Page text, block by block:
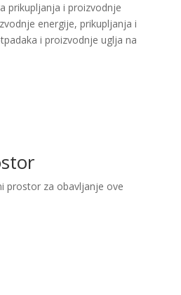
prikupljanja i proizvodnje
energije, prikupljanja i
i proizvodnje uglja na
prostor za obavljanje ove